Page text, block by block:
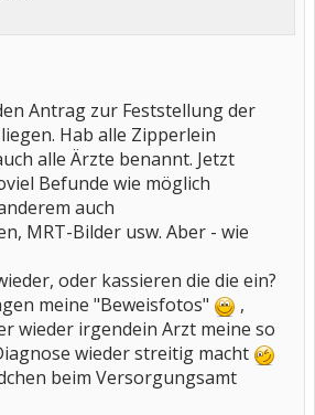
Antrag zur Feststellung der
Hab alle Zipperlein
alle Ärzte benannt. Jetzt
Befunde wie möglich
auch
MRT-Bilder usw. Aber - wie
oder kassieren die die ein?
meine "Beweisfotos"
,
wieder irgendein Arzt meine so
wieder streitig macht
beim Versorgungsamt